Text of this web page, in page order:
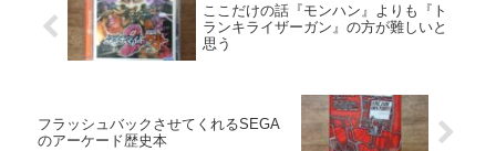
ここだけの話『モンハン』よりも『ト
ランキライザーガン』の方が難しいと
思う
フラッシュバックさせてくれるSEGA
のアーケード歴史本